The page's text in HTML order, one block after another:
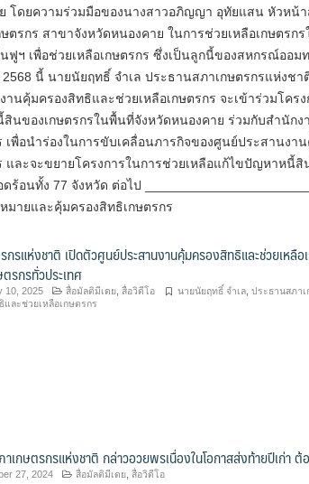
โดยความร่วมมือของนางสาวอภิญญา อุทัยแสน หัวหน้
ตรกร สาขาจังหวัดหนองคาย ในการช่วยเหลือเกษตรกร
ฟูฯ เพื่อช่วยเหลือเกษตรกร ซึ่งเป็นลูกนี้ของสหกรณ์ออม
2568 นี้ นายนัยฤทธิ์ จำเล ประธานสภาเกษตรกรแห่งช
านคุ้มครองสิทธิและช่วยเหลือเกษตรกร จะเข้าร่วมโคร
นของเกษตรกรในพื้นที่จังหวัดหนองคาย ร่วมกับสำนัก
เพื่อนำร่องในการขับเคลื่อนภารกิจของศูนย์ประสานงา
และจะขยายโครงการในการช่วยเหลือแก้ไขปัญหาหนี้สิ
ดร้อนทั้ง 77 จังหวัด ต่อไป
มายและคุ้มครองสิทธิเกษตรกร
กรแห่งชาติ เปิดตัวศูนย์ประสานงานคุ้มครองสิทธิและช่วยเหลื
รกรทั่วประเทศ
10, 2025 สื่อมัลติมีเดย, สื่อวิดีโอ นายนัยฤทธิ์ จำเล, ประธานสภา
และช่วยเหลือเกษตรกร
าเกษตรกรแห่งชาติ กล่าวอวยพรเนื่องในโอกาสส่งท้ายปีเก่า
27, 2024 สื่อมัลติมีเดย, สื่อวิดีโอ